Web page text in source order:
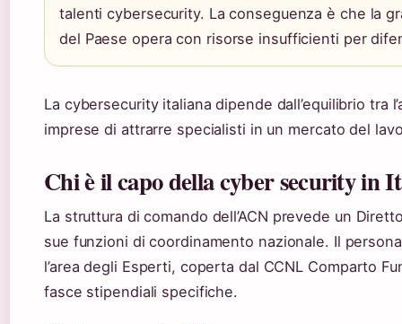
talenti cybersecurity. La conseguenza è che la
del Paese opera con risorse insufficienti per
La cybersecurity italiana dipende dall’equilibrio tra
imprese di attrarre specialisti in un mercato del
Chi è il capo della cyber security in
La struttura di comando dell’ACN prevede un
sue funzioni di coordinamento nazionale. Il
l’area degli Esperti, coperta dal CCNL Comparto
fasce stipendiali specifiche.